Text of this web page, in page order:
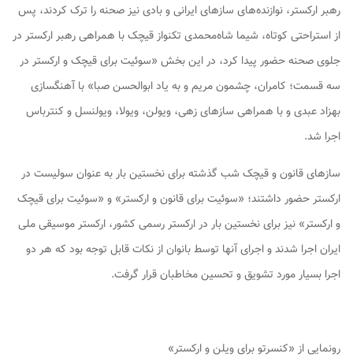
رهبر ارکستر، نوازنده‌های سازهای ایرانی و بادی نیز صحنه را ترک کردند، پس
از استراحتی کوتاه، شیما شاه‌محمدی تکنواز قیچک با همراهی رهبر ارکستر در
جلوی صحنه حضور پیدا کرد، در این بخش «سوئیت برای قیچک و ارکستر در
سه قسمت؛ کامران، چشمون مریم و به یاد ابوالحسن صبا» با آهنگسازی
بهزاد عبدی و با همراهی سازهای زهی، ویولن، ویولا، ویولنسل و کنترباس
اجرا شد.
سازهای قانون و قیچک شب گذشته برای نخستین بار به عنوان سولیست در
ارکستر حضور داشتند؛ «سوئیت برای قانون و ارکستر» و «سوئیت برای قیچک
و ارکستر» نیز برای نخستین بار در ارکستر رسمی کشور، ارکستر موسیقی ملی
ایران اجرا شدند و اجرای آنها توسط بانوان از نکات قابل توجه بود که هر دو
اجرا بسیار مورد تشویق و تحسین مخاطبان قرار گرفت.
رونمایی از «کنسرتو برای ویلن و ارکستر»